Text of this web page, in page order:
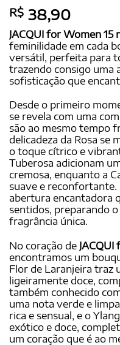
R$ 38,90
JACQUI for Women 15
feminilidade em cada
versátil, perfeita para
trazendo consigo uma
sofisticação que
Desde o primeiro
se revela com uma
são ao mesmo tempo
delicadeza da Rosa se
o toque cítrico e
Tuberosa adicionam
cremosa, enquanto a
suave e reconfortante.
abertura encantadora
sentidos, preparando
fragrância única.
No coração de JACQUI
encontramos um
Flor de Laranjeira traz
ligeiramente doce,
também conhecido
uma nota verde e
rica e sensual, e o
exótico e doce,
um coração que é ao